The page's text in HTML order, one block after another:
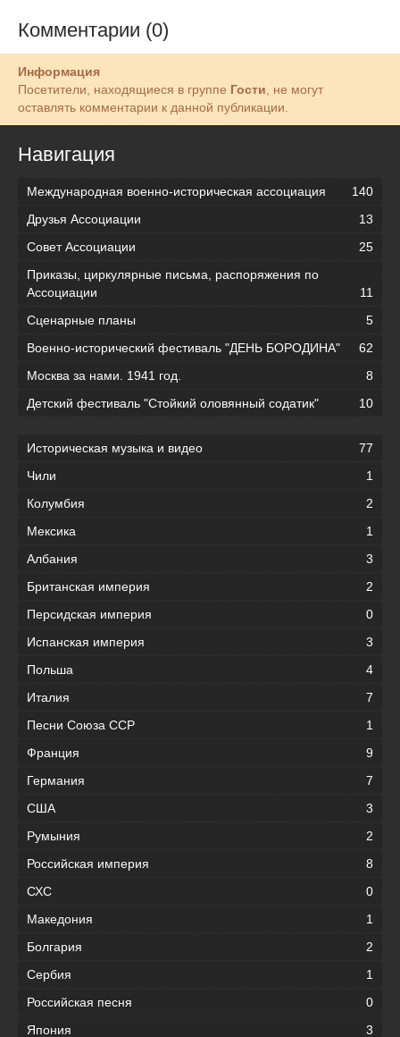
Комментарии (0)
Информация
Посетители, находящиеся в группе Гости , не могут
оставлять комментарии к данной публикации.
Навигация
Международная военно-историческая ассоциация
140
Друзья Ассоциации
13
Совет Ассоциации
25
Приказы, циркулярные письма, распоряжения по
Ассоциации
11
Сценарные планы
5
Военно-исторический фестиваль "ДЕНЬ БОРОДИНА"
62
Москва за нами. 1941 год.
8
Детский фестиваль "Стойкий оловянный содатик"
10
Историческая музыка и видео
77
Чили
1
Колумбия
2
Мексика
1
Албания
3
Британская империя
2
Персидская империя
0
Испанская империя
3
Польша
4
Италия
7
Песни Союза ССР
1
Франция
9
Германия
7
США
3
Румыния
2
Российская империя
8
СХС
0
Македония
1
Болгария
2
Сербия
1
Российская песня
0
Япония
3